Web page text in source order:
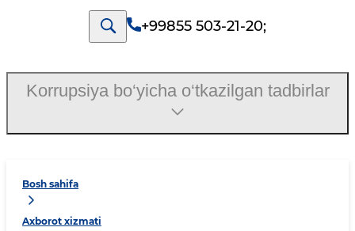
+99855 503-21-20;
Bosh sahifa
Axborot xizmati
Korrupsiya bo‘yicha o‘tkazilgan tadbirlar